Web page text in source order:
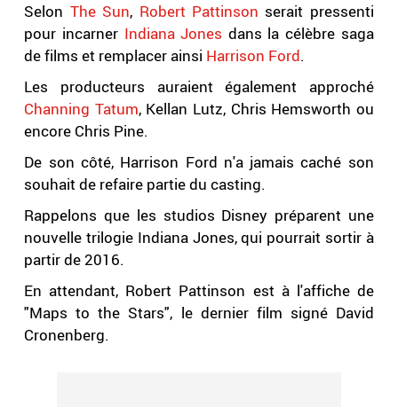
Selon The Sun, Robert Pattinson serait pressenti
pour incarner Indiana Jones dans la célèbre saga
de films et remplacer ainsi Harrison Ford.
Les producteurs auraient également approché
Channing Tatum, Kellan Lutz, Chris Hemsworth ou
encore Chris Pine.
De son côté, Harrison Ford n'a jamais caché son
souhait de refaire partie du casting.
Rappelons que les studios Disney préparent une
nouvelle trilogie Indiana Jones, qui pourrait sortir à
partir de 2016.
En attendant, Robert Pattinson est à l'affiche de
"Maps to the Stars", le dernier film signé David
Cronenberg.